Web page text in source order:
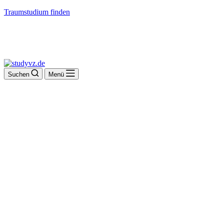
Traumstudium finden
Suchen Menü